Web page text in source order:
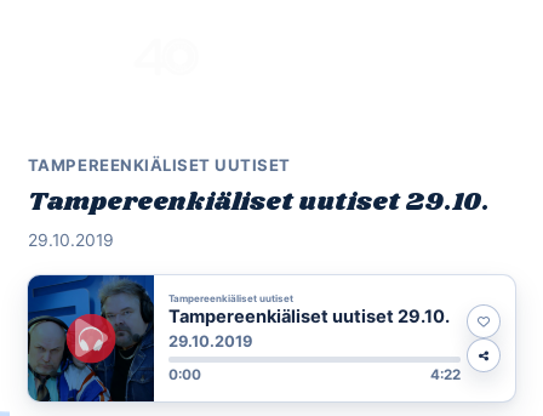
TAMPEREENKIÄLISET UUTISET
Tampereenkiäliset uutiset 29.10.
29.10.2019
Tampereenkiäliset uutiset
Tampereenkiäliset uutiset 29.10.
29.10.2019
0:00 4:22